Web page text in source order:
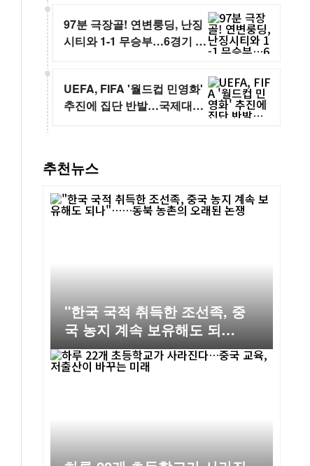
97분 극장골! 연변룽딩, 난징
시티와 1-1 무승부…6경기 연
UEFA, FIFA '월드컵 민영화'
추진에 집단 반발…국제대회
추천뉴스
"한국 국적 취득한 조선족, 중
국 농지 계속 보유해도 되
나"……동북 농촌의 오래된 논
쟁